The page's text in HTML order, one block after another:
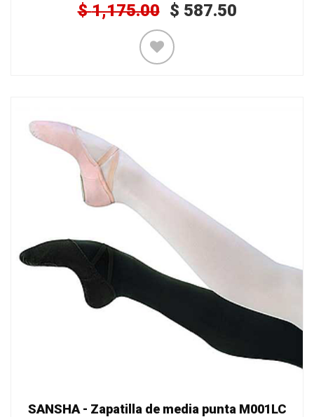
$1,175.00 $ 587.50
SANSHA - Zapatilla de media punta M001LC